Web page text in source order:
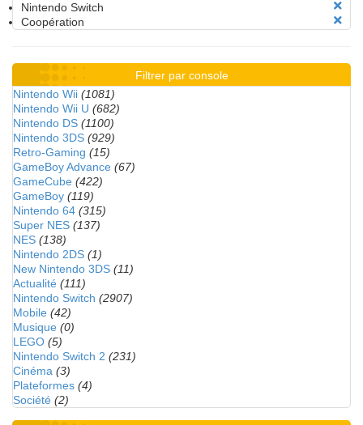
Nintendo Switch
Coopération
Filtrer par console
Nintendo Wii (1081)
Nintendo Wii U (682)
Nintendo DS (1100)
Nintendo 3DS (929)
Retro-Gaming (15)
GameBoy Advance (67)
GameCube (422)
GameBoy (119)
Nintendo 64 (315)
Super NES (137)
NES (138)
Nintendo 2DS (1)
New Nintendo 3DS (11)
Actualité (111)
Nintendo Switch (2907)
Mobile (42)
Musique (0)
LEGO (5)
Nintendo Switch 2 (231)
Cinéma (3)
Plateformes (4)
Société (2)